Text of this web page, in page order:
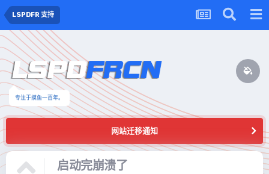
LSPDFR 支持
专注于摸鱼一百年。
网站迁移通知
启动完崩溃了